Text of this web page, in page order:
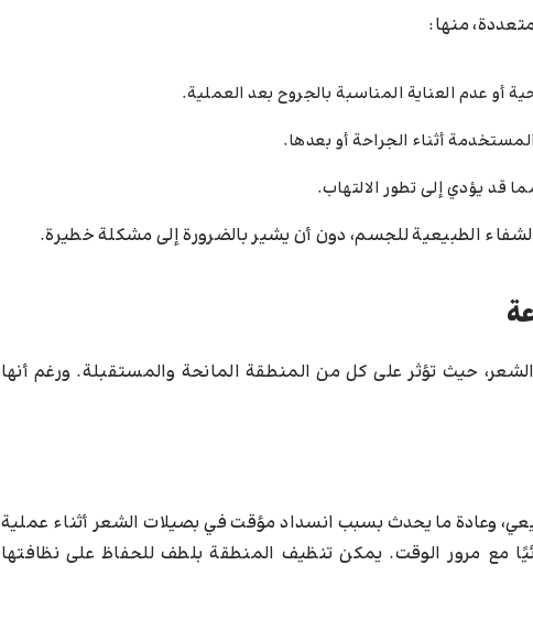
منها:
أو عدم العناية المناسبة بالجروح بعد العملية.
أثناء الجراحة أو بعدها.
قد يؤدي إلى تطور الالتهاب.
الطبيعية للجسم، دون أن يشير بالضرورة إلى مشكلة خطيرة.
حيث تؤثر على كل من المنطقة المانحة والمستقبلة. ورغم أنها
وعادة ما يحدث بسبب انسداد مؤقت في بصيلات الشعر أثناء عملية
مع مرور الوقت. يمكن تنظيف المنطقة بلطف للحفاظ على نظافتها